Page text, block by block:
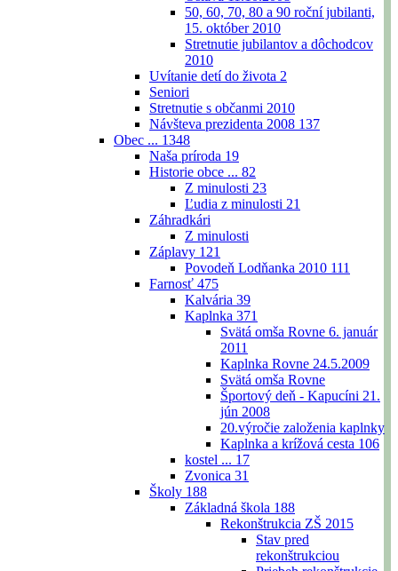
50, 60, 70, 80 a 90 roční jubilanti,
15. október 2010
Stretnutie jubilantov a dôchodcov
2010
Uvítanie detí do života 2
Seniori
Stretnutie s občanmi 2010
Návšteva prezidenta 2008 137
Obec ... 1348
Naša príroda 19
Historie obce ... 82
Z minulosti 23
Ľudia z minulosti 21
Záhradkári
Z minulosti
Záplavy 121
Povodeň Lodňanka 2010 111
Farnosť 475
Kalvária 39
Kaplnka 371
Svätá omša Rovne 6. január
2011
Kaplnka Rovne 24.5.2009
Svätá omša Rovne
Športový deň - Kapucíni 21.
jún 2008
20.výročie založenia kaplnky
Kaplnka a krížová cesta 106
kostel ... 17
Zvonica 31
Školy 188
Základná škola 188
Rekonštrukcia ZŠ 2015
Stav pred
rekonštrukciou